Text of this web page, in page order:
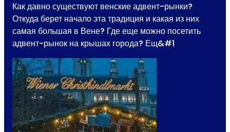
Как давно существуют венские адвент-рынки?
Откуда берет начало эта традиция и какая из них
самая большая в Вене? Где еще можно посетить
адвент-рынок на крышах города? Ещ&#1